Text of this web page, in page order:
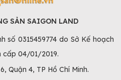
SẢN SAIGON LAND
số 0315459774 do Sở Kế hoạch
cấp 04/01/2019.
Quận 4, TP Hồ Chí Minh.